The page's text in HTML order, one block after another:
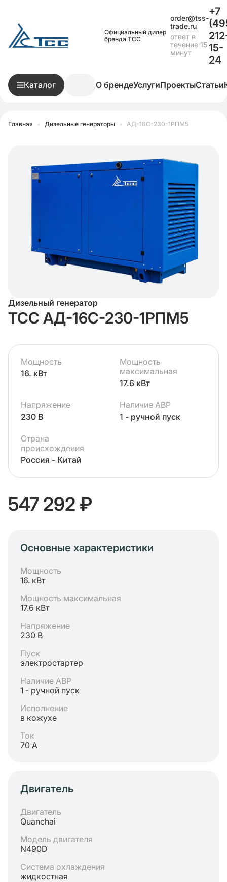
Официальный дилер
бренда ТСС
order@tss-
trade.ru
ответ в
течение 15
минут
+7
15-
24
Каталог О брендеУслугиПроектыСтатьи
Главная • Дизельные генераторы • АД-16С-230-1РПМ5
Дизельный генератор
ТСС АД-16С-230-1РПМ5
Мощность
16. кВт
Мощность
максимальная
17.6 кВт
Напряжение
230 В
Наличие АВР
1 - ручной пуск
Страна
происхождения
Россия - Китай
547 292 ₽
Основные характеристики
Мощность
16. кВт
Мощность максимальная
17.6 кВт
Напряжение
230 В
Пуск
электростартер
Наличие АВР
1 - ручной пуск
Исполнение
в кожухе
Ток
70 А
Двигатель
Двигатель
Quanchai
Модель двигателя
N490D
Система охлаждения
жидкостная